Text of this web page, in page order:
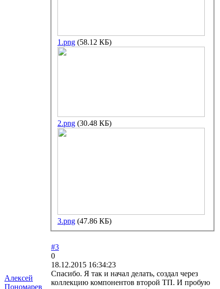
1.png (58.12 КБ)
2.png (30.48 КБ)
3.png (47.86 КБ)
Алексей
Пономарев
#3
0
18.12.2015 16:34:23
Спасибо. Я так и начал делать, создал через
коллекцию компонентов второй ТП. И пробую